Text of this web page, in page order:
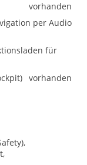
vorhanden
per Audio
für
vorhanden